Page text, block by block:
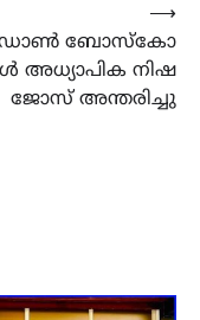
ബോസ്കോ
അധ്യാപിക നിഷ
ജോസ് അന്തരിച്ചു
⟶